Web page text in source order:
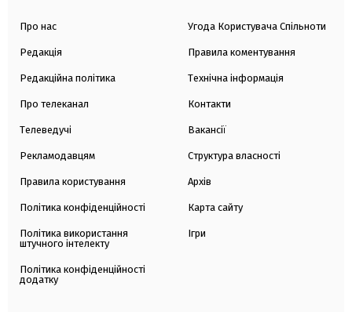
Про нас
Редакція
Редакційна політика
Про телеканал
Телеведучі
Рекламодавцям
Правила користування
Політика конфіденційності
Політика використання
штучного інтелекту
Політика конфіденційності
додатку
Угода Користувача Спільноти
Правила коментування
Технічна інформація
Контакти
Вакансії
Структура власності
Архів
Карта сайту
Ігри